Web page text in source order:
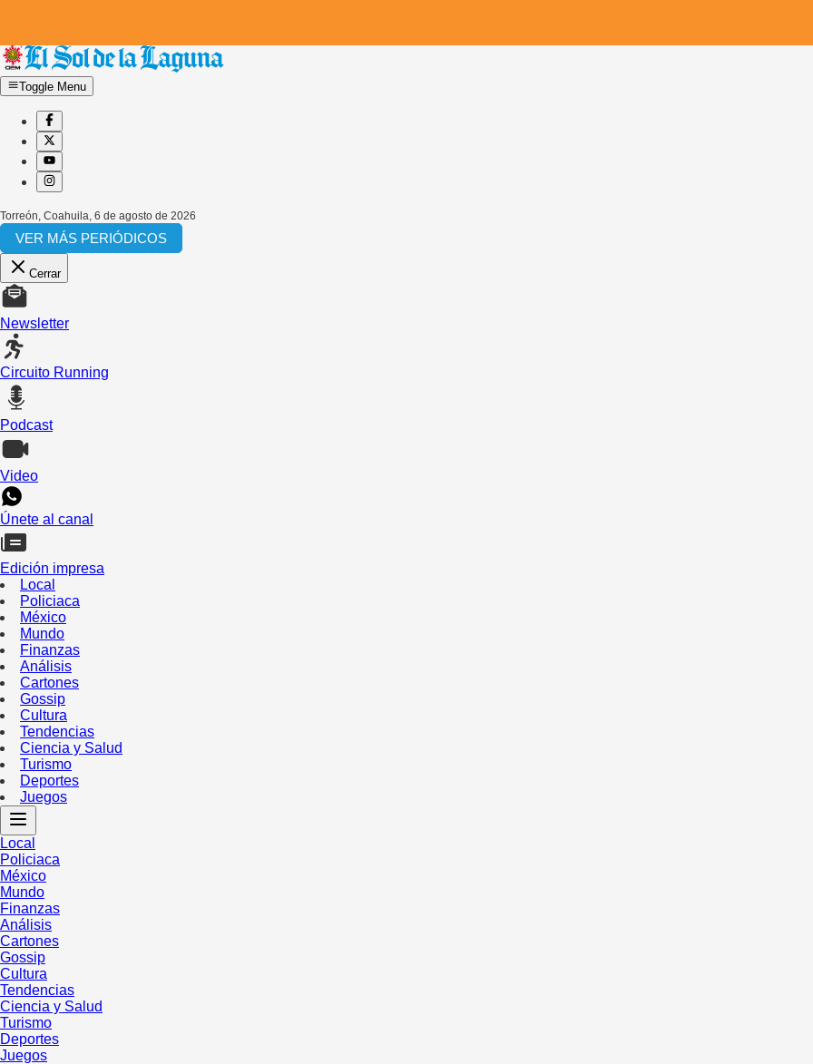
Toggle Menu
Torreón, Coahuila 6 de agosto de 2026
VER MÁS PERIÓDICOS
Cerrar
Newsletter
Circuito Running
Podcast
Video
Únete al canal
Edición impresa
Local
Policiaca
México
Mundo
Finanzas
Análisis
Cartones
Gossip
Cultura
Tendencias
Ciencia y Salud
Turismo
Deportes
Juegos
Local
Policiaca
México
Mundo
Finanzas
Análisis
Cartones
Gossip
Cultura
Tendencias
Ciencia y Salud
Turismo
Deportes
Juegos